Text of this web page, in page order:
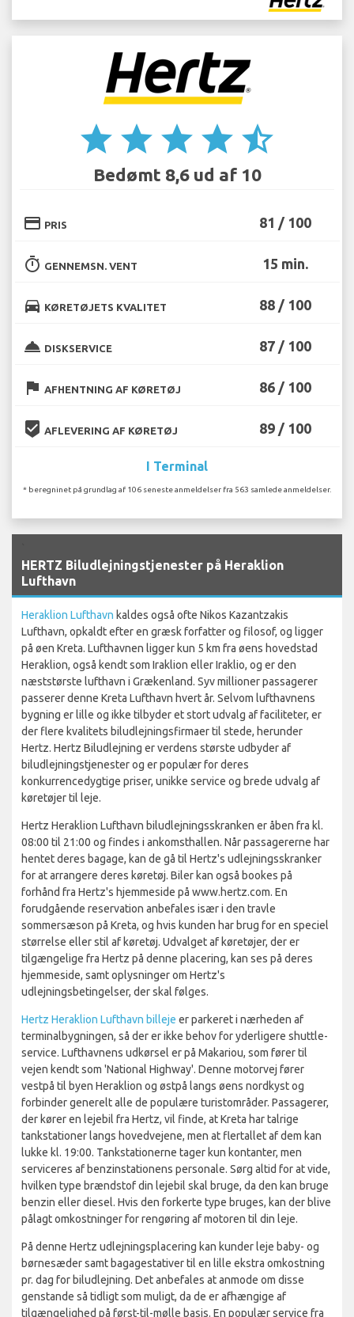
star star star star star_half
Bedømt 8,6 ud af 10
credit_card PRIS 81 / 100
timer GENNEMSN. VENT 15 min.
directions_car KØRETØJETS KVALITET 88 / 100
room_service DISKSERVICE 87 / 100
flag AFHENTNING AF KØRETØJ 86 / 100
beenhere AFLEVERING AF KØRETØJ 89 / 100
I Terminal
* beregninet på grundlag af 106 seneste anmeldelser fra 563 samlede anmeldelser.
HERTZ Biludlejningstjenester på Heraklion
Lufthavn
Heraklion Lufthavn kaldes også ofte Nikos Kazantzakis
Lufthavn, opkaldt efter en græsk forfatter og filosof, og ligger
på øen Kreta. Lufthavnen ligger kun 5 km fra øens hovedstad
Heraklion, også kendt som Iraklion eller Iraklio, og er den
næststørste lufthavn i Grækenland. Syv millioner passagerer
passerer denne Kreta Lufthavn hvert år. Selvom lufthavnens
bygning er lille og ikke tilbyder et stort udvalg af faciliteter, er
der flere kvalitets biludlejningsfirmaer til stede, herunder
Hertz. Hertz Biludlejning er verdens største udbyder af
biludlejningstjenester og er populær for deres
konkurrencedygtige priser, unikke service og brede udvalg af
køretøjer til leje.
Hertz Heraklion Lufthavn biludlejningsskranken er åben fra kl.
08:00 til 21:00 og findes i ankomsthallen. Når passagererne har
hentet deres bagage, kan de gå til Hertz's udlejningsskranker
for at arrangere deres køretøj. Biler kan også bookes på
forhånd fra Hertz's hjemmeside på www.hertz.com. En
forudgående reservation anbefales især i den travle
sommersæson på Kreta, og hvis kunden har brug for en speciel
størrelse eller stil af køretøj. Udvalget af køretøjer, der er
tilgængelige fra Hertz på denne placering, kan ses på deres
hjemmeside, samt oplysninger om Hertz's
udlejningsbetingelser, der skal følges.
Hertz Heraklion Lufthavn billeje er parkeret i nærheden af
terminalbygningen, så der er ikke behov for yderligere shuttle-
service. Lufthavnens udkørsel er på Makariou, som fører til
vejen kendt som 'National Highway'. Denne motorvej fører
vestpå til byen Heraklion og østpå langs øens nordkyst og
forbinder generelt alle de populære turistområder. Passagerer,
der kører en lejebil fra Hertz, vil finde, at Kreta har talrige
tankstationer langs hovedvejene, men at flertallet af dem kan
lukke kl. 19:00. Tankstationerne tager kun kontanter, men
serviceres af benzinstationens personale. Sørg altid for at vide,
hvilken type brændstof din lejebil skal bruge, da den kan bruge
benzin eller diesel. Hvis den forkerte type bruges, kan der blive
pålagt omkostninger for rengøring af motoren til din leje.
På denne Hertz udlejningsplacering kan kunder leje baby- og
børnesæder samt bagagestativer til en lille ekstra omkostning
pr. dag for biludlejning. Det anbefales at anmode om disse
genstande så tidligt som muligt, da de er afhængige af
tilgængelighed på først-til-mølle basis. En populær service fra